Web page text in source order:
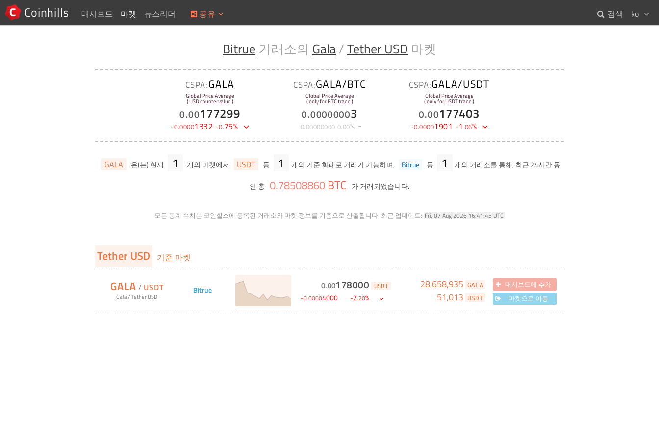
Coinhills 대시보드 마켓 뉴스리더 공유 ko
검색
Bitrue 거래소의 Gala/Tether USD 마켓
CSPA:GALA
Global Price Average
( USD countervalue )
0.00177299
-0.00001332 -0.75%
CSPA:GALA/BTC
Global Price Average
( only for BTC trade )
0.00000003
0.00000000 0.00%
CSPA:GALA/USDT
Global Price Average
( only for USDT trade )
0.00177403
-0.00001901 -1.06%
GALA 은(는) 현재 1 개의 마켓에서 USDT 등 1 개의 기준 화폐로 거래가 가능하며, Bitrue 등 1 개의 거래소를 통해, 최근 24시간 동
안 총 0.78508860 BTC 가 거래되었습니다.
모든 통계 수치는 코인힐스에 등록된 거래소와 마켓 정보를 기준으로 산출됩니다. 최근 업데이트: Fri, 07 Aug 2026 16:41:45 UTC
Tether USD 기준 마켓
GALA / USDT
Gala/Tether USD
Bitrue 0.00178000 USDT
-0.00004000 -2.20%
28,658,935 GALA
51,013 USDT
대시보드에 추가
마켓으로 이동